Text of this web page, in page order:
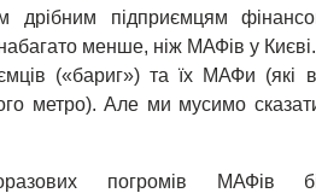
дрібним підприємцям
менше, ніж МАФів у
(«бариг») та їх МАФи (які
метро). Але ми мусимо
погромів МАФів